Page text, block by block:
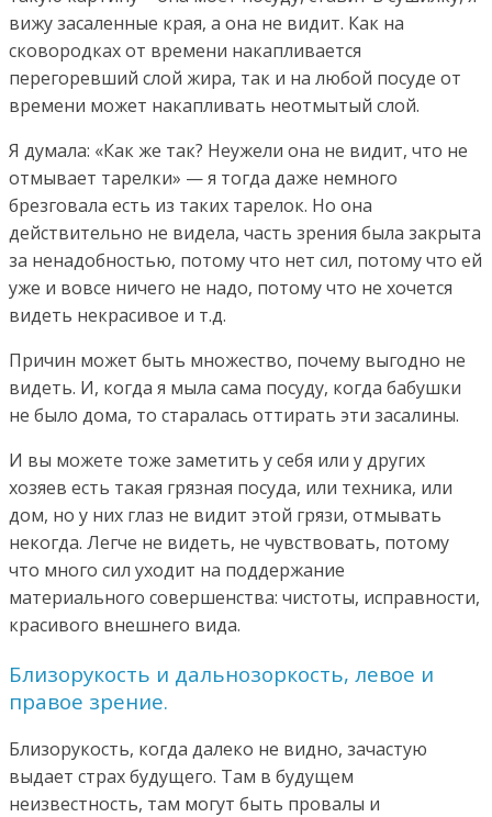
вижу засаленные края, а она не видит. Как на
сковородках от времени накапливается
перегоревший слой жира, так и на любой посуде от
времени может накапливать неотмытый слой.
Я думала: «Как же так? Неужели она не видит, что не
отмывает тарелки» — я тогда даже немного
брезговала есть из таких тарелок. Но она
действительно не видела, часть зрения была закрыта
за ненадобностью, потому что нет сил, потому что ей
уже и вовсе ничего не надо, потому что не хочется
видеть некрасивое и т.д.
Причин может быть множество, почему выгодно не
видеть. И, когда я мыла сама посуду, когда бабушки
не было дома, то старалась оттирать эти засалины.
И вы можете тоже заметить у себя или у других
хозяев есть такая грязная посуда, или техника, или
дом, но у них глаз не видит этой грязи, отмывать
некогда. Легче не видеть, не чувствовать, потому
что много сил уходит на поддержание
материального совершенства: чистоты, исправности,
красивого внешнего вида.
Близорукость и дальнозоркость, левое и
правое зрение.
Близорукость, когда далеко не видно, зачастую
выдает страх будущего. Там в будущем
неизвестность, там могут быть провалы и